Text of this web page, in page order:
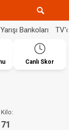
Bankoları
Canlı Skor
Kilo:
71